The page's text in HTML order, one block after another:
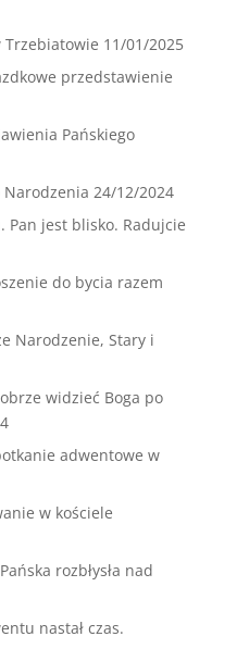
Trzebiatowie 11/01/2025
przedstawienie
Pańskiego
Narodzenia 24/12/2024
jest blisko. Radujcie
do bycia razem
Narodzenie, Stary i
widzieć Boga po
adwentowe w
w kościele
rozbłysła nad
nastał czas.